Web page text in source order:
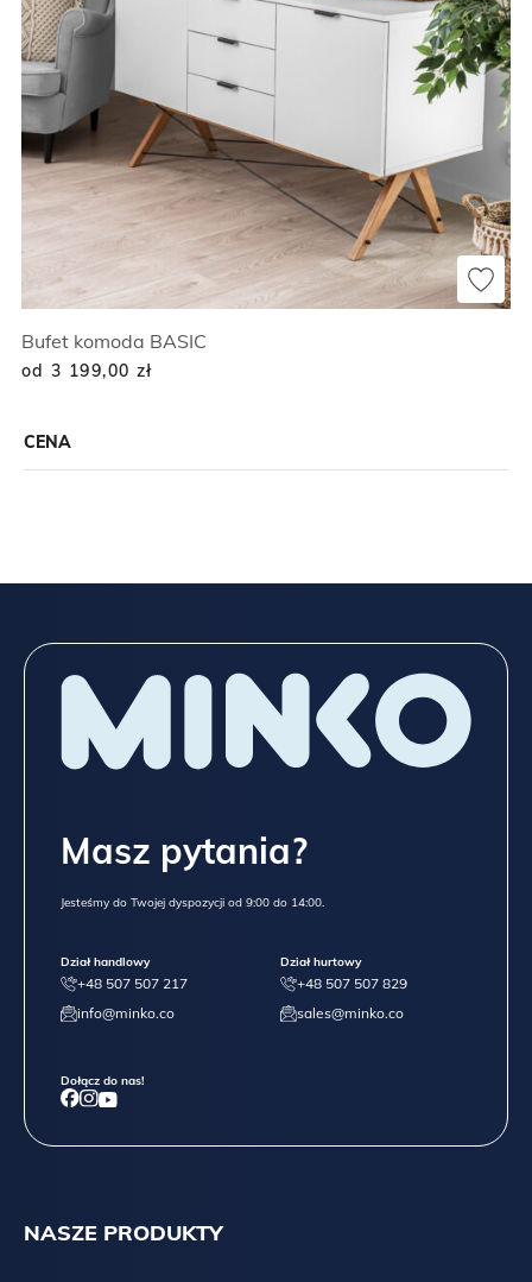
CENA
Bufet komoda BASIC
od 3 199,00 zł
NASZE PRODUKTY
Masz pytania?
Jesteśmy do Twojej dyspozycji od 9:00 do 14:00.
Dział handlowy
+48 507 507 217
info@minko.co
Dział hurtowy
+48 507 507 829
sales@minko.co
Dołącz do nas!